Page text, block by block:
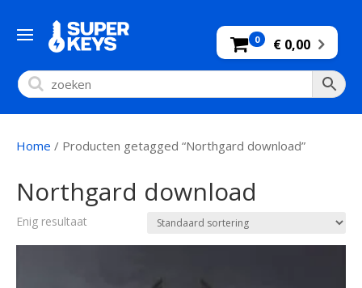
0 € 0,00
Home / Producten getagged “Northgard download”
Northgard download
Enig resultaat